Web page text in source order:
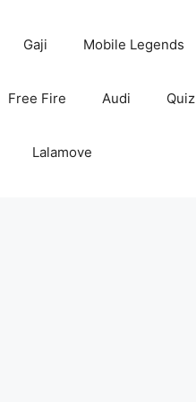
Gaji Mobile Legends
Free Fire Audi Quiz
Lalamove